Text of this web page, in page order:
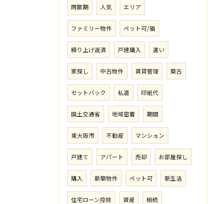
閑散期 人気 エリア
ファミリー物件 ペット可/猫
繰り上げ返済 戸建購入 違い
家探し 中古物件 賃貸管理 築古
セットバック 私道 印紙代
国土交通省 地域密着 期間
東大阪市 不動産 マンション
戸建て アパート 売却 お部屋探し
購入 新築物件 ペット可 新生活
住宅ローン控除 資産 相続